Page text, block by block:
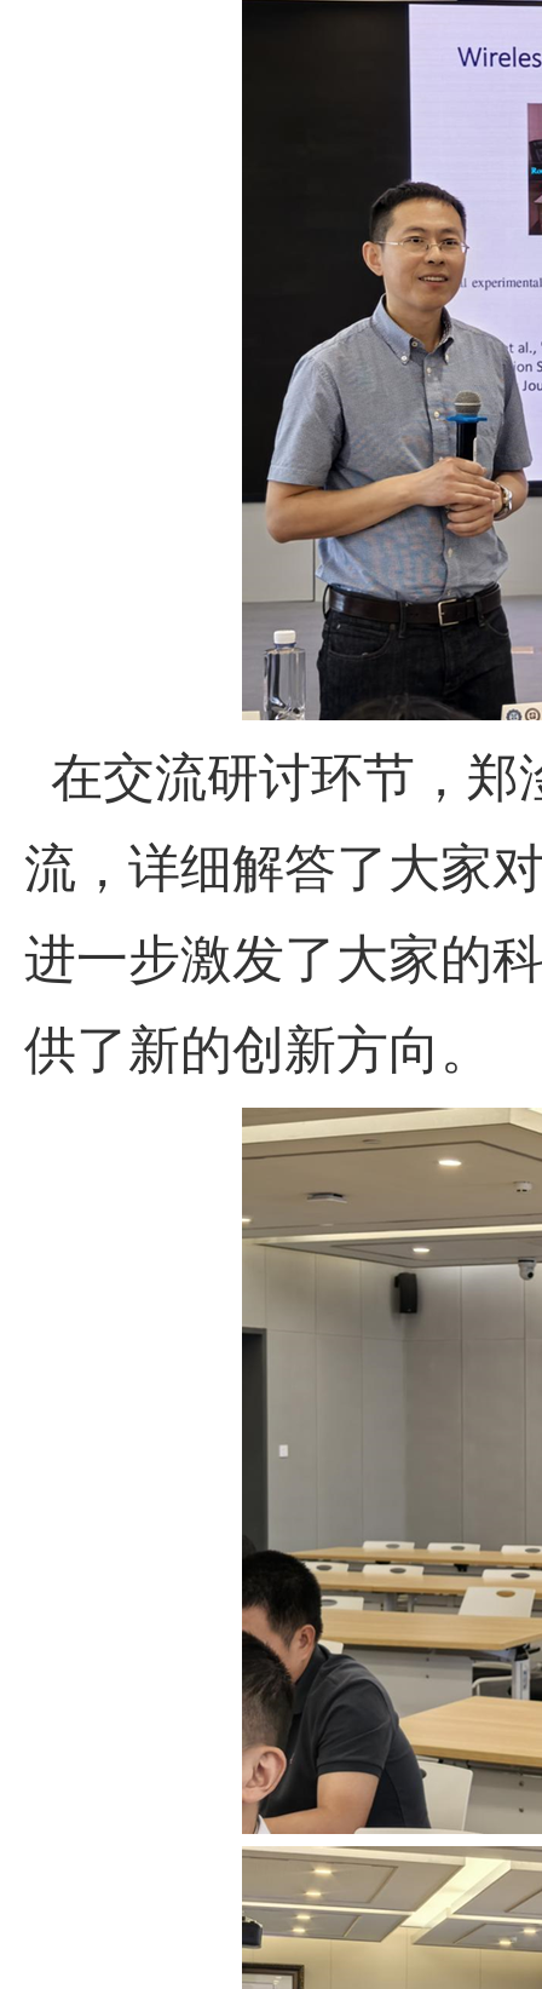
在交流研讨环节，郑
流，详细解答了大家
进一步激发了大家的
供了新的创新方向。